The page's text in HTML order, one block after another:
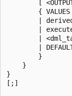
[
{
|
|
|
|
        }
    }
}
[;]